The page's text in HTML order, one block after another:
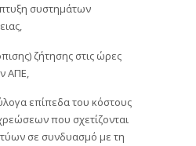
συστημάτων
ζήτησης στις ώρες
ΑΠΕ,
επίπεδα του κόστους
που σχετίζονται
σε συνδυασμό με τη